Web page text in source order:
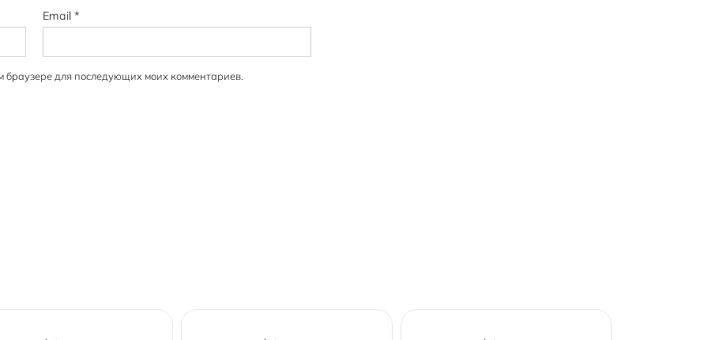
Email*
браузере для последующих моих комментариев.